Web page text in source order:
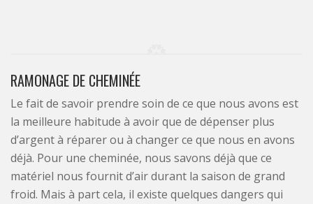
RAMONAGE DE CHEMINÉE
Le fait de savoir prendre soin de ce que nous avons est
la meilleure habitude à avoir que de dépenser plus
d’argent à réparer ou à changer ce que nous en avons
déjà. Pour une cheminée, nous savons déjà que ce
matériel nous fournit d’air durant la saison de grand
froid. Mais à part cela, il existe quelques dangers qui